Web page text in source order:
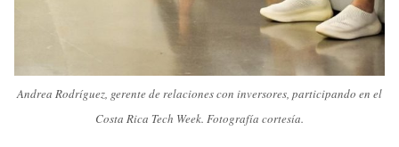
Andrea Rodríguez, gerente de relaciones con inversores, participando en el
Costa Rica Tech Week. Fotografía cortesía.